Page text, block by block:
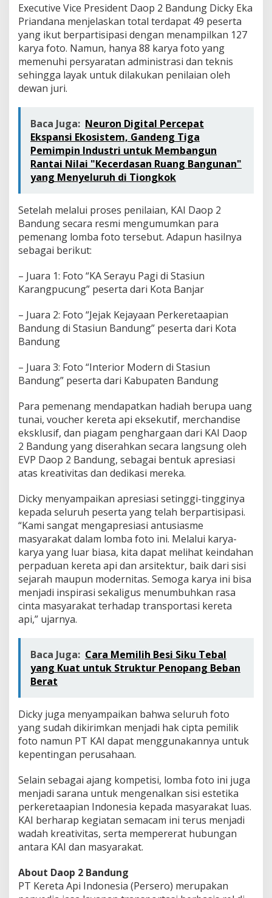
Executive Vice President Daop 2 Bandung Dicky Eka
Priandana menjelaskan total terdapat 49 peserta
yang ikut berpartisipasi dengan menampilkan 127
karya foto. Namun, hanya 88 karya foto yang
memenuhi persyaratan administrasi dan teknis
sehingga layak untuk dilakukan penilaian oleh
dewan juri.
Baca Juga: Neuron Digital Percepat
Ekspansi Ekosistem, Gandeng Tiga
Pemimpin Industri untuk Membangun
Rantai Nilai "Kecerdasan Ruang Bangunan"
yang Menyeluruh di Tiongkok
Setelah melalui proses penilaian, KAI Daop 2
Bandung secara resmi mengumumkan para
pemenang lomba foto tersebut. Adapun hasilnya
sebagai berikut:
– Juara 1: Foto “KA Serayu Pagi di Stasiun
Karangpucung” peserta dari Kota Banjar
– Juara 2: Foto “Jejak Kejayaan Perkeretaapian
Bandung di Stasiun Bandung” peserta dari Kota
Bandung
– Juara 3: Foto “Interior Modern di Stasiun
Bandung” peserta dari Kabupaten Bandung
Para pemenang mendapatkan hadiah berupa uang
tunai, voucher kereta api eksekutif, merchandise
eksklusif, dan piagam penghargaan dari KAI Daop
2 Bandung yang diserahkan secara langsung oleh
EVP Daop 2 Bandung, sebagai bentuk apresiasi
atas kreativitas dan dedikasi mereka.
Dicky menyampaikan apresiasi setinggi-tingginya
kepada seluruh peserta yang telah berpartisipasi.
“Kami sangat mengapresiasi antusiasme
masyarakat dalam lomba foto ini. Melalui karya-
karya yang luar biasa, kita dapat melihat keindahan
perpaduan kereta api dan arsitektur, baik dari sisi
sejarah maupun modernitas. Semoga karya ini bisa
menjadi inspirasi sekaligus menumbuhkan rasa
cinta masyarakat terhadap transportasi kereta
api,” ujarnya.
Baca Juga: Cara Memilih Besi Siku Tebal
yang Kuat untuk Struktur Penopang Beban
Berat
Dicky juga menyampaikan bahwa seluruh foto
yang sudah dikirimkan menjadi hak cipta pemilik
foto namun PT KAI dapat menggunakannya untuk
kepentingan perusahaan.
Selain sebagai ajang kompetisi, lomba foto ini juga
menjadi sarana untuk mengenalkan sisi estetika
perkeretaapian Indonesia kepada masyarakat luas.
KAI berharap kegiatan semacam ini terus menjadi
wadah kreativitas, serta mempererat hubungan
antara KAI dan masyarakat.
About Daop 2 Bandung
PT Kereta Api Indonesia (Persero) merupakan